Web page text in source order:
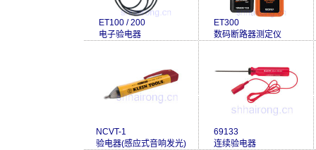
ET100 / 200
电子验电器
ET300
数码断路器测定仪
NCVT-1
验电器(感应式音响发光)
69133
连续验电器